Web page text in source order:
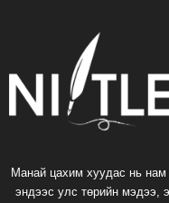
Манай цахим хуудас нь нам
эндээс улс төрийн мэдээ,